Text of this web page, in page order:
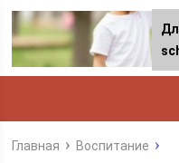
Главная Воспитание